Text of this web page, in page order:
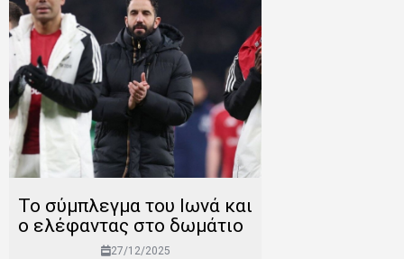
Το σύμπλεγμα του Ιωνά και
ο ελέφαντας στο δωμάτιο
27/12/2025